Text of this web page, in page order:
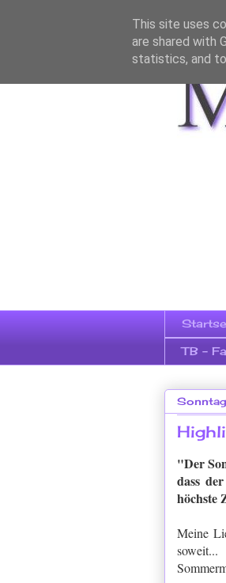
TB -
"Der
dass
höchste
Meine
This site uses
are shared with
statistics, and